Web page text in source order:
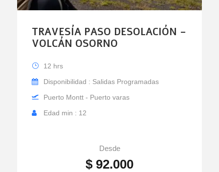
TRAVESÍA PASO DESOLACIÓN –
VOLCÁN OSORNO
12 hrs
Disponibilidad : Salidas Programadas
Puerto Montt - Puerto varas
Edad min : 12
Desde
$ 92.000